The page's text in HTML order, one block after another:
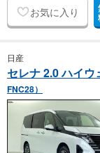
お気に入り
日産
セレナ 2.0 ハイ
FNC28）